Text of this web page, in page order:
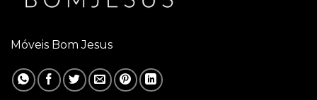
Móveis Bom Jesus